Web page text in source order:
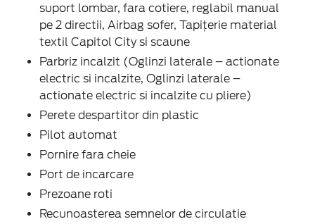
suport lombar, fara cotiere, reglabil manual
pe 2 directii, Airbag sofer, Tapițerie material
textil Capitol City si scaune
Parbriz incalzit (Oglinzi laterale – actionate
electric si incalzite, Oglinzi laterale –
actionate electric si incalzite cu pliere)
Perete despartitor din plastic
Pilot automat
Pornire fara cheie
Port de incarcare
Prezoane roti
Recunoasterea semnelor de circulatie